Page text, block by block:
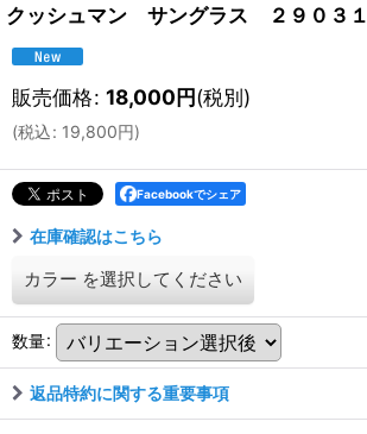
クッシュマン サングラス ２９０３１
販売価格: 18,000円(税別)
(税込: 19,800円)
Facebookでシェア
在庫確認はこちら
カラー を選択してください
数量:
返品特約に関する重要事項